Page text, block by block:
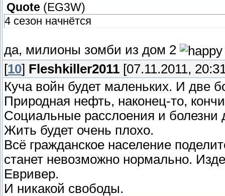
Quote (EG3W)
4 сезон начнётся
да, милионы зомби из дом 2
[10] Fleshkiller2011 [07.11.2011,
Куча войн будет маленьких. И две
Природная нефть, наконец-то,
Социальные расслоения и болезни
Жить будет очень плохо.
Всё гражданское население
станет невозможно нормально.
Евривер.
И никакой свободы.